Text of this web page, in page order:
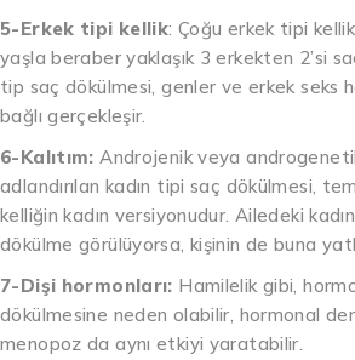
5-Erkek tipi kellik: Çoğu erkek tipi
yaşla beraber yaklaşık 3 erkekten 2’si
tip saç dökülmesi, genler ve erkek seks
bağlı gerçekleşir.
6-Kalıtım: Androjenik veya
adlandırılan kadın tipi saç dökülmesi,
kelliğin kadın versiyonudur. Ailedeki
dökülme görülüyorsa, kişinin de buna
7-Dişi hormonları: Hamilelik gibi,
dökülmesine neden olabilir, hormonal
menopoz da aynı etkiyi yaratabilir.